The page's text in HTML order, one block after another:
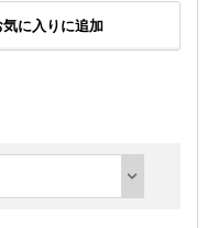
に入りに追加